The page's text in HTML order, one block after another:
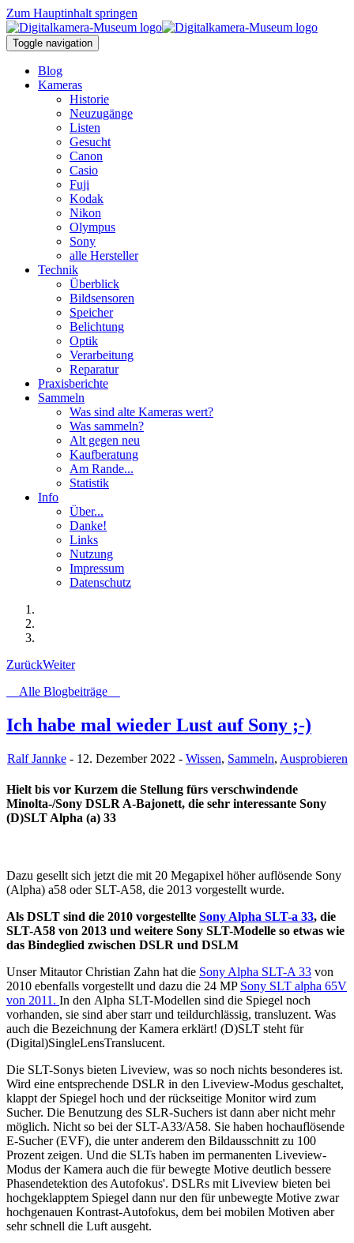
Zum Hauptinhalt springen
Toggle navigation
Blog
Kameras
Historie
Neuzugänge
Listen
Gesucht
Canon
Casio
Fuji
Kodak
Nikon
Olympus
Sony
alle Hersteller
Technik
Überblick
Bildsensoren
Speicher
Belichtung
Optik
Verarbeitung
Reparatur
Praxisberichte
Sammeln
Was sind alte Kameras wert?
Was sammeln?
Alt gegen neu
Kaufberatung
Am Rande...
Statistik
Info
Über...
Danke!
Links
Nutzung
Impressum
Datenschutz
ZurückWeiter
Alle Blogbeiträge
Ich habe mal wieder Lust auf Sony ;-)
Ralf Jannke - 12. Dezember 2022 - Wissen, Sammeln, Ausprobieren
Hielt bis vor Kurzem die Stellung fürs verschwindende
Minolta-/Sony DSLR A-Bajonett, die sehr interessante Sony
(D)SLT Alpha (a) 33
Dazu gesellt sich jetzt die mit 20 Megapixel höher auflösende Sony
(Alpha) a58 oder SLT-A58, die 2013 vorgestellt wurde.
Als DSLT sind die 2010 vorgestellte Sony Alpha SLT-a 33, die
SLT-A58 von 2013 und weitere Sony SLT-Modelle so etwas wie
das Bindeglied zwischen DSLR und DSLM
Unser Mitautor Christian Zahn hat die Sony Alpha SLT-A 33 von
2010 ebenfalls vorgestellt und dazu die 24 MP Sony SLT alpha 65V
von 2011. In den Alpha SLT-Modellen sind die Spiegel noch
vorhanden, sie sind aber starr und teildurchlässig, transluzent. Was
auch die Bezeichnung der Kamera erklärt! (D)SLT steht für
(Digital)SingleLensTranslucent.
Die SLT-Sonys bieten Liveview, was so noch nichts besonderes ist.
Wird eine entsprechende DSLR in den Liveview-Modus geschaltet,
klappt der Spiegel hoch und der rückseitige Monitor wird zum
Sucher. Die Benutzung des SLR-Suchers ist dann aber nicht mehr
möglich. Nicht so bei der SLT-A33/A58. Sie haben hochauflösende
E-Sucher (EVF), die unter anderem den Bildausschnitt zu 100
Prozent zeigen. Und die SLTs haben im permanenten Liveview-
Modus der Kamera auch die für bewegte Motive deutlich bessere
Phasendetektion des Autofokus'. DSLRs mit Liveview bieten bei
hochgeklapptem Spiegel dann nur den für unbewegte Motive zwar
hochgenauen Kontrast-Autofokus, dem bei mobilen Motiven aber
sehr schnell die Luft ausgeht.